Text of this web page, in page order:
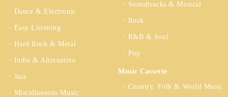
Dance & Electronic
Easy Listening
Hard Rock & Metal
Indie & Alternative
Jazz
Miscellaneous Music
Soundtracks & Musical
Rock
R&B & Soul
Pop
Music Cassette
Country, Folk & World Music